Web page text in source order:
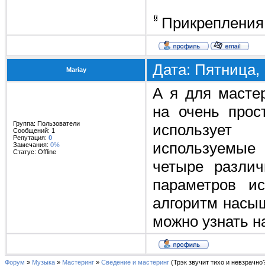
Mariay Дата:
Группа: Пользователи
Сообщений: 1
Репутация: 0
Замечания: 0%
Статус: Offline
А я для
на очень
использует
четыре
параметров
алгоритм
можно узнать
Форум » Музыка » Мастеринг » Сведение и мастеринг (Трэк звучит тихо и